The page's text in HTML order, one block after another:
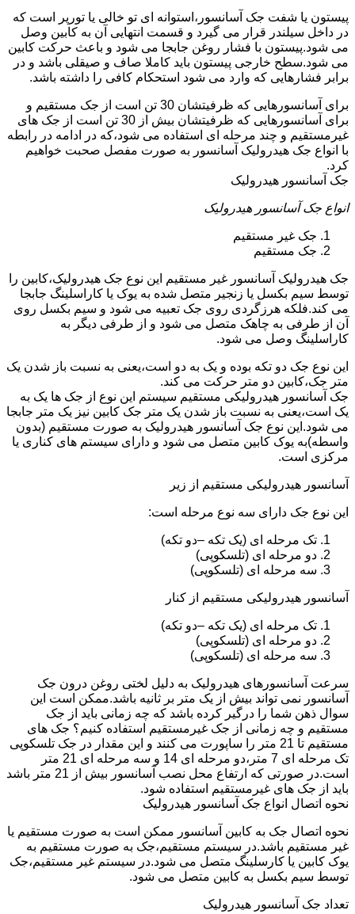
پیستون یا شفت جک آسانسور،استوانه ای تو خالی یا تورپر است که
در داخل سیلندر قرار می گیرد و قسمت انتهایی آن به کابین وصل
می شود.پیستون با فشار روغن جابجا می شود و باعث حرکت کابین
می شود.سطح خارجی پیستون باید کاملا صاف و صیقلی باشد و در
برابر فشارهایی که وارد می شود استحکام کافی را داشته باشد.
برای آسانسورهایی که ظرفیتشان 30 تن است از جک مستقیم و
برای آسانسورهایی که ظرفیتشان بیش از 30 تن است از جک های
غیرمستقیم و چند مرحله ای استفاده می شود،که در ادامه در رابطه
با انواع جک هیدرولیک آسانسور به صورت مفصل صحبت خواهیم
کرد.
جک آسانسور هیدرولیک
انواع جک آسانسور هیدرولیک
جک غیر مستقیم
جک مستقیم
جک هیدرولیک آسانسور غیر مستقیم این نوع جک هیدرولیک،کابین را
توسط سیم بکسل یا زنجیر متصل شده به یوک یا کاراسلینگ جابجا
می کند.فلکه هرزگردی روی جک تعبیه می شود و سیم بکسل روی
آن از طرفی به چاهک متصل می شود و از طرفی دیگر به
کاراسلینگ وصل می شود.
این نوع جک دو تکه بوده و یک به دو است،یعنی به نسبت باز شدن یک
متر جک،کابین دو متر حرکت می کند.
جک آسانسور هیدرولیکی مستقیم سیستم این نوع از جک ها یک به
یک است،یعنی به نسبت باز شدن یک متر جک کابین نیز یک متر جابجا
می شود.این نوع جک آسانسور هیدرولیک به صورت مستقیم (بدون
واسطه)به یوک کابین متصل می شود و دارای سیستم های کناری یا
مرکزی است.
آسانسور هیدرولیکی مستقیم از زیر
این نوع جک دارای سه نوع مرحله است:
تک مرحله ای (یک تکه –دو تکه)
دو مرحله ای (تلسکوپی)
سه مرحله ای (تلسکوپی)
آسانسور هیدرولیکی مستقیم از کنار
تک مرحله ای (یک تکه –دو تکه)
دو مرحله ای (تلسکوپی)
سه مرحله ای (تلسکوپی)
سرعت آسانسورهای هیدرولیک به دلیل لختی روغن درون جک
آسانسور نمی تواند بیش از یک متر بر ثانیه باشد.ممکن است این
سوال ذهن شما را درگیر کرده باشد که چه زمانی باید از جک
مستقیم و چه زمانی از جک غیرمستقیم استفاده کنیم؟ جک های
مستقیم تا 21 متر را ساپورت می کنند و این مقدار در جک تلسکوپی
تک مرحله ای 7 متر،دو مرحله ای 14 و سه مرحله ای 21 متر
است.در صورتی که ارتفاع محل نصب آسانسور بیش از 21 متر باشد
باید از جک های غیرمستقیم استفاده شود.
نحوه اتصال انواع جک آسانسور هیدرولیک
نحوه اتصال جک به کابین آسانسور ممکن است به صورت مستقیم یا
غیر مستقیم باشد.در سیستم مستقیم،جک به صورت مستقیم به
یوک کابین یا کارسلینگ متصل می شود.در سیستم غیر مستقیم،جک
توسط سیم بکسل به کابین متصل می شود.
تعداد جک آسانسور هیدرولیک